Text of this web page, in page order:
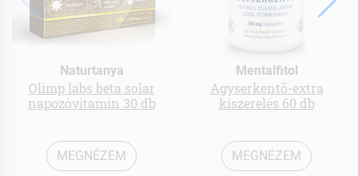
Naturtanya
Olimp labs beta solar
napozóvitamin 30 db
MEGNÉZEM
Mentalfitol
Agyserkentő-extra
kiszerelés 60 db
MEGNÉZEM